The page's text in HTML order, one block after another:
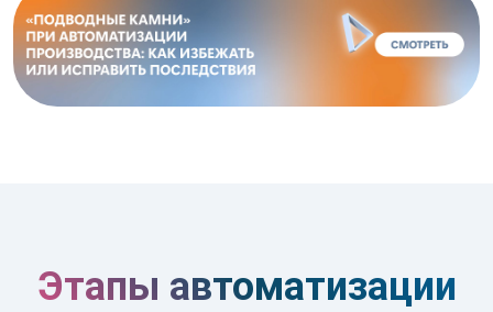
Этапы автоматизации